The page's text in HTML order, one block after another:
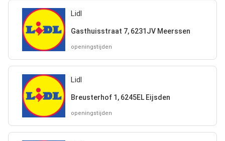
Lidl
Gasthuisstraat 7, 6231JV Meerssen
openingstijden
Lidl
Breusterhof 1, 6245EL Eijsden
openingstijden